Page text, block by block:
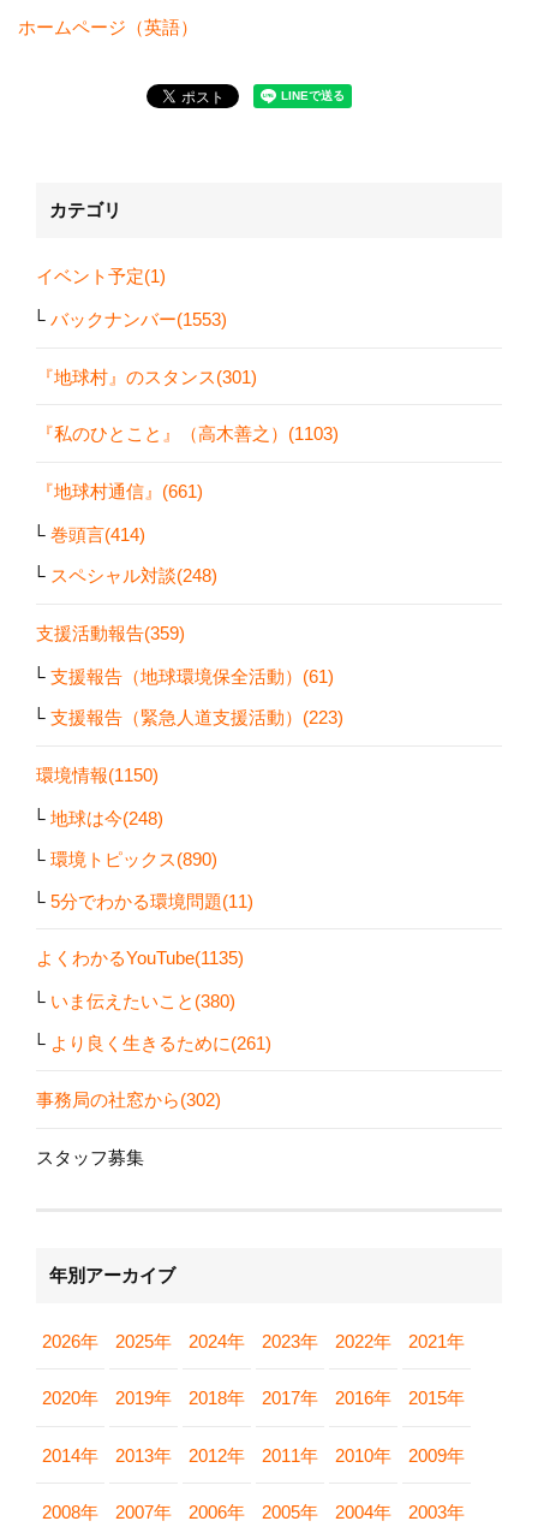
ホームページ（英語）
カテゴリ
イベント予定(1)
バックナンバー(1553)
『地球村』のスタンス(301)
『私のひとこと』（高木善之）(1103)
『地球村通信』(661)
巻頭言(414)
スペシャル対談(248)
支援活動報告(359)
支援報告（地球環境保全活動）(61)
支援報告（緊急人道支援活動）(223)
環境情報(1150)
地球は今(248)
環境トピックス(890)
5分でわかる環境問題(11)
よくわかるYouTube(1135)
いま伝えたいこと(380)
より良く生きるために(261)
事務局の社窓から(302)
スタッフ募集
年別アーカイブ
2026年 2025年 2024年 2023年 2022年 2021年
2020年 2019年 2018年 2017年 2016年 2015年
2014年 2013年 2012年 2011年 2010年 2009年
2008年 2007年 2006年 2005年 2004年 2003年